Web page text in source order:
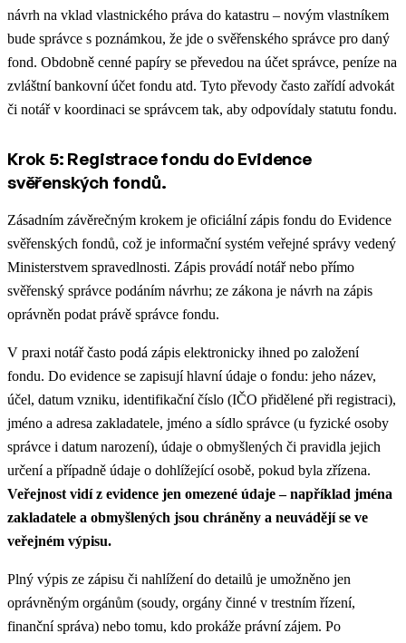
návrh na vklad vlastnického práva do katastru – novým vlastníkem
bude správce s poznámkou, že jde o svěřenského správce pro daný
fond. Obdobně cenné papíry se převedou na účet správce, peníze na
zvláštní bankovní účet fondu atd. Tyto převody často zařídí advokát
či notář v koordinaci se správcem tak, aby odpovídaly statutu fondu.
Krok 5: Registrace fondu do Evidence
svěřenských fondů.
Zásadním závěrečným krokem je oficiální zápis fondu do Evidence
svěřenských fondů, což je informační systém veřejné správy vedený
Ministerstvem spravedlnosti. Zápis provádí notář nebo přímo
svěřenský správce podáním návrhu; ze zákona je návrh na zápis
oprávněn podat právě správce fondu.
V praxi notář často podá zápis elektronicky ihned po založení
fondu. Do evidence se zapisují hlavní údaje o fondu: jeho název,
účel, datum vzniku, identifikační číslo (IČO přidělené při registraci),
jméno a adresa zakladatele, jméno a sídlo správce (u fyzické osoby
správce i datum narození), údaje o obmyšlených či pravidla jejich
určení a případně údaje o dohlížející osobě, pokud byla zřízena.
Veřejnost vidí z evidence jen omezené údaje – například jména
zakladatele a obmyšlených jsou chráněny a neuvádějí se ve
veřejném výpisu.
Plný výpis ze zápisu či nahlížení do detailů je umožněno jen
oprávněným orgánům (soudy, orgány činné v trestním řízení,
finanční správa) nebo tomu, kdo prokáže právní zájem. Po